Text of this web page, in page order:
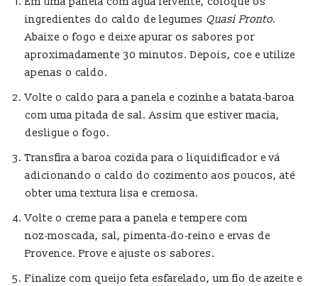
ingredientes do caldo de legumes Quasi Pronto.
Abaixe o fogo e deixe apurar os sabores por
aproximadamente 30 minutos. Depois, coe e utilize
apenas o caldo.
Volte o caldo para a panela e cozinhe a batata‑baroa
com uma pitada de sal. Assim que estiver macia,
desligue o fogo.
Transfira a baroa cozida para o liquidificador e vá
adicionando o caldo do cozimento aos poucos, até
obter uma textura lisa e cremosa.
Volte o creme para a panela e tempere com
noz‑moscada, sal, pimenta‑do‑reino e ervas de
Provence. Prove e ajuste os sabores.
Finalize com queijo feta esfarelado, um fio de azeite e